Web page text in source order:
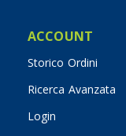
ACCOUNT
Storico Ordini
Ricerca Avanzata
Login